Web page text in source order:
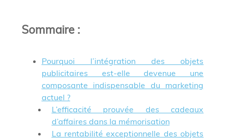
Sommaire:
Pourquoi l’intégration des objets
publicitaires est-elle devenue une
composante indispensable du marketing
actuel ?
L’efficacité prouvée des cadeaux
d’affaires dans la mémorisation
La rentabilité exceptionnelle des objets